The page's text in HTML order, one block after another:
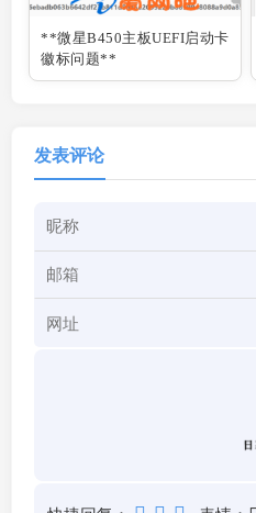
**微星B450主板UEFI启动卡
徽标问题**
发表评论